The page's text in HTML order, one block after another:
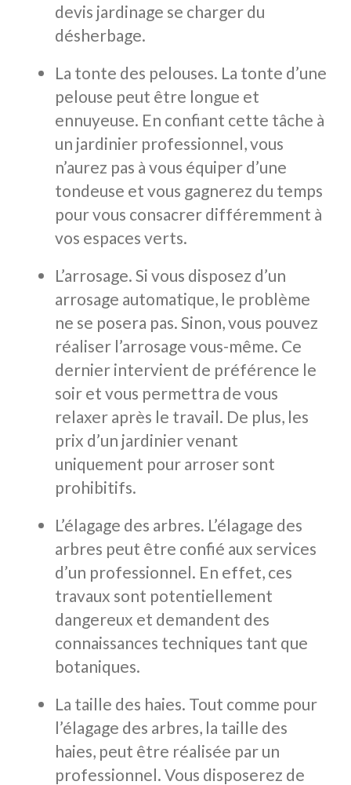
devis jardinage se charger du
désherbage.
La tonte des pelouses. La tonte d’une
pelouse peut être longue et
ennuyeuse. En confiant cette tâche à
un jardinier professionnel, vous
n’aurez pas à vous équiper d’une
tondeuse et vous gagnerez du temps
pour vous consacrer différemment à
vos espaces verts.
L’arrosage. Si vous disposez d’un
arrosage automatique, le problème
ne se posera pas. Sinon, vous pouvez
réaliser l’arrosage vous-même. Ce
dernier intervient de préférence le
soir et vous permettra de vous
relaxer après le travail. De plus, les
prix d’un jardinier venant
uniquement pour arroser sont
prohibitifs.
L’élagage des arbres. L’élagage des
arbres peut être confié aux services
d’un professionnel. En effet, ces
travaux sont potentiellement
dangereux et demandent des
connaissances techniques tant que
botaniques.
La taille des haies. Tout comme pour
l’élagage des arbres, la taille des
haies, peut être réalisée par un
professionnel. Vous disposerez de